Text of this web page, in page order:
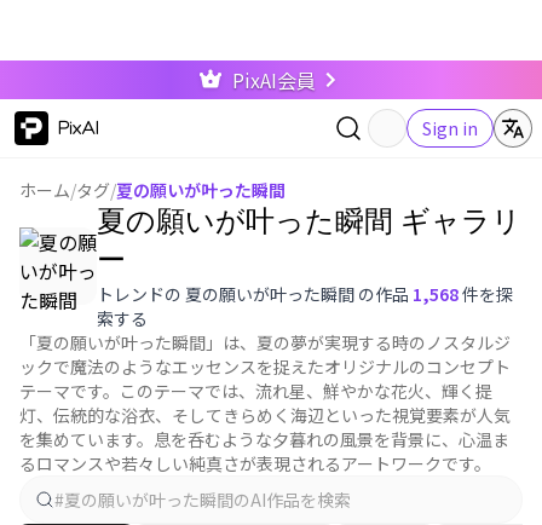
PixAI会員
PixAI Sign in
ホーム/タグ/夏の願いが叶った瞬間
夏の願いが叶った瞬間 ギャラリ
ー
トレンドの 夏の願いが叶った瞬間 の作品 1,568件を探
索する
「夏の願いが叶った瞬間」は、夏の夢が実現する時のノスタルジ
ックで魔法のようなエッセンスを捉えたオリジナルのコンセプト
テーマです。このテーマでは、流れ星、鮮やかな花火、輝く提
灯、伝統的な浴衣、そしてきらめく海辺といった視覚要素が人気
を集めています。息を呑むような夕暮れの風景を背景に、心温ま
るロマンスや若々しい純真さが表現されるアートワークです。